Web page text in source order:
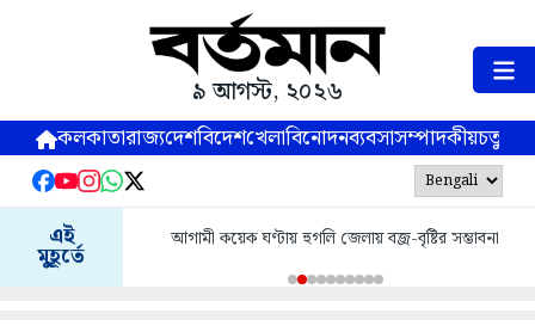
৯ আগস্ট, ২০২৬
কলকাতারাজ্যদেশবিদেশখেলাবিনোদনব্যবসাসম্পাদকীয়
এই
মুহূর্তে
আগামী কয়েক ঘণ্টায় হুগলি জেলায় বজ্র-বৃষ্টির সম্ভাবনা